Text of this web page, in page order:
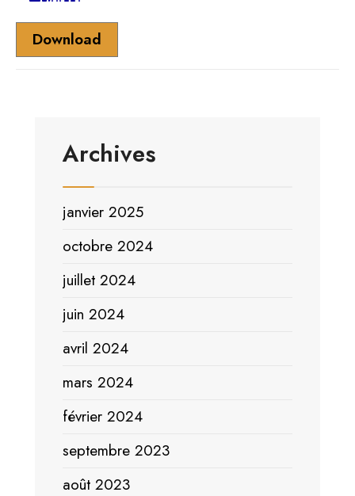
Download
Archives
janvier 2025
octobre 2024
juillet 2024
juin 2024
avril 2024
mars 2024
février 2024
septembre 2023
août 2023